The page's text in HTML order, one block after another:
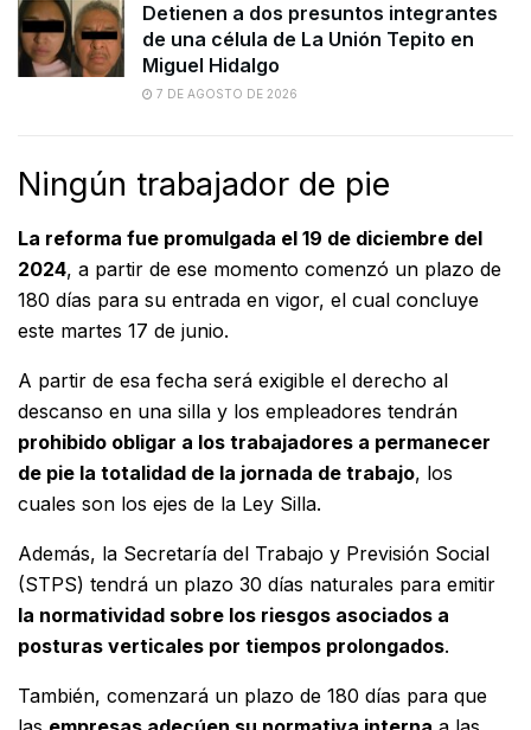
Detienen a dos presuntos integrantes
de una célula de La Unión Tepito en
Miguel Hidalgo
7 DE AGOSTO DE 2026
Ningún trabajador de pie
La reforma fue promulgada el 19 de diciembre del
2024, a partir de ese momento comenzó un plazo de
180 días para su entrada en vigor, el cual concluye
este martes 17 de junio.
A partir de esa fecha será exigible el derecho al
descanso en una silla y los empleadores tendrán
prohibido obligar a los trabajadores a permanecer
de pie la totalidad de la jornada de trabajo, los
cuales son los ejes de la Ley Silla.
Además, la Secretaría del Trabajo y Previsión Social
(STPS) tendrá un plazo 30 días naturales para emitir
la normatividad sobre los riesgos asociados a
posturas verticales por tiempos prolongados.
También, comenzará un plazo de 180 días para que